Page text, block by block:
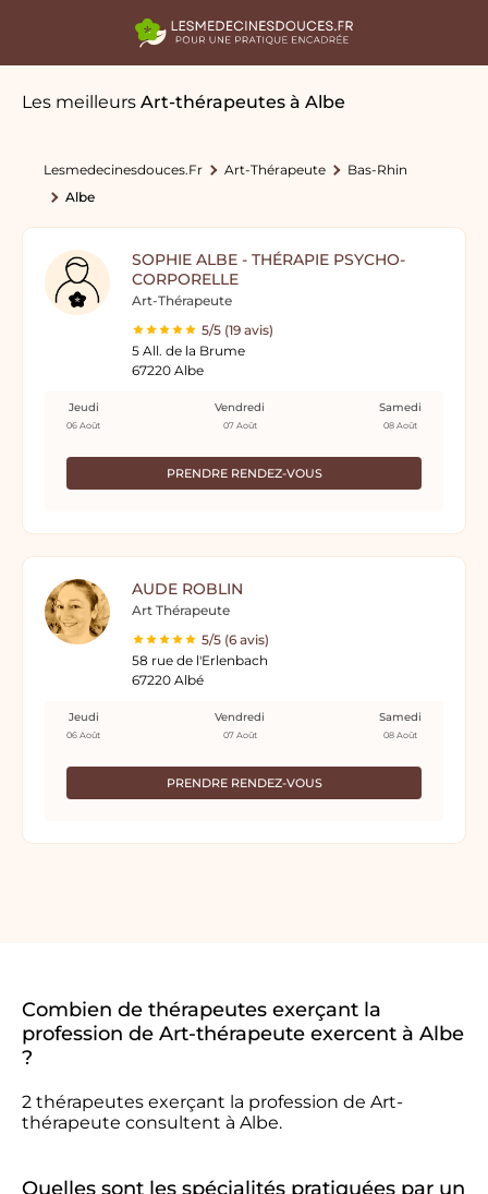
Les meilleurs Art-thérapeutes à Albe
Lesmedecinesdouces.fr Art-Thérapeute
Bas-Rhin
Albe
SOPHIE ALBE - THÉRAPIE PSYCHO-
CORPORELLE
Art-Thérapeute
5/5 (19 avis)
5 All. de la Brume
67220 Albe
PRENDRE RENDEZ-VOUS
Jeudi
06 Août
Vendredi
07 Août
Samedi
08 Août
AUDE ROBLIN
Art Thérapeute
5/5 (6 avis)
58 rue de l'Erlenbach
67220 Albé
PRENDRE RENDEZ-VOUS
Jeudi
06 Août
Vendredi
07 Août
Samedi
08 Août
Combien de thérapeutes exerçant la
profession de Art-thérapeute exercent à Albe
?
2 thérapeutes exerçant la profession de Art-
thérapeute consultent à Albe.
Quelles sont les spécialités pratiquées par un